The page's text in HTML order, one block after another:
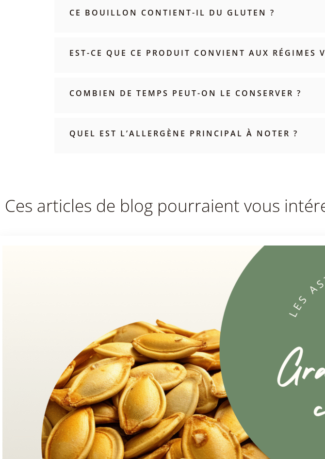
CE BOUILLON CONTIENT-IL DU GLUTEN ?
EST-CE QUE CE PRODUIT CONVIENT AUX RÉGIMES
COMBIEN DE TEMPS PEUT-ON LE CONSERVER ?
QUEL EST L’ALLERGÈNE PRINCIPAL À NOTER ?
Ces articles de blog pourraient vous